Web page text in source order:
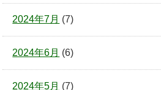
2024年7月 (7)
2024年6月 (6)
2024年5月 (7)